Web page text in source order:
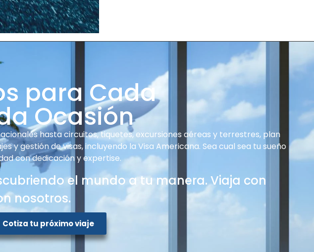
para Cada
Ocasión
hasta circuitos, tiquetes, excursiones aéreas y terrestres, plan
y gestión de visas, incluyendo la Visa Americana. Sea cual sea tu sueño
con dedicación y expertise.
el mundo a tu manera. Viaja con
nosotros.
Cotiza tu próximo viaje